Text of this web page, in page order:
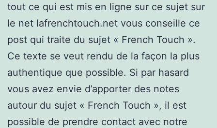
tout ce qui est mis en ligne sur ce sujet sur
le net lafrenchtouch.net vous conseille ce
post qui traite du sujet « French Touch ».
Ce texte se veut rendu de la façon la plus
authentique que possible. Si par hasard
vous avez envie d’apporter des notes
autour du sujet « French Touch », il est
possible de prendre contact avec notre